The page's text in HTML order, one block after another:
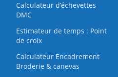
Calculateur d’échevettes
DMC
Estimateur de temps : Point
de croix
Calculateur Encadrement
Broderie & canevas